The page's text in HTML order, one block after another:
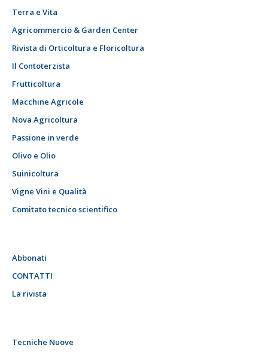
Terra e Vita
Agricommercio & Garden Center
Rivista di Orticoltura e Floricoltura
Il Contoterzista
Frutticoltura
Macchine Agricole
Nova Agricoltura
Passione in verde
Olivo e Olio
Suinicoltura
Vigne Vini e Qualità
Comitato tecnico scientifico
Abbonati
CONTATTI
La rivista
Tecniche Nuove